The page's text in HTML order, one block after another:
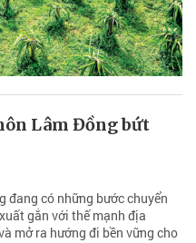
Lâm Đồng bứt
đang có những bước chuyển
gắn với thế mạnh địa
mở ra hướng đi bền vững cho